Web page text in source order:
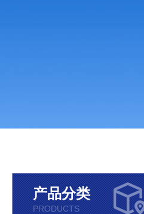
产品分类
PRODUCTS